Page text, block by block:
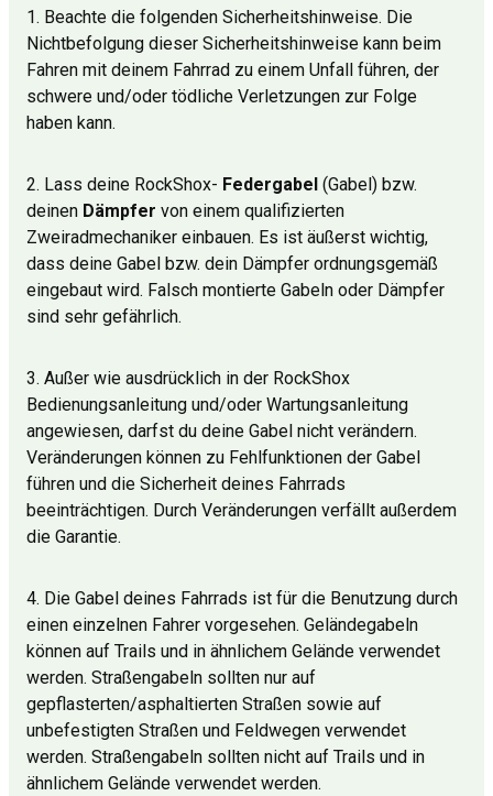
1. Beachte die folgenden Sicherheitshinweise. Die
Nichtbefolgung dieser Sicherheitshinweise kann beim
Fahren mit deinem Fahrrad zu einem Unfall führen, der
schwere und/oder tödliche Verletzungen zur Folge
haben kann.
2. Lass deine RockShox- Federgabel (Gabel) bzw.
deinen Dämpfer von einem qualifizierten
Zweiradmechaniker einbauen. Es ist äußerst wichtig,
dass deine Gabel bzw. dein Dämpfer ordnungsgemäß
eingebaut wird. Falsch montierte Gabeln oder Dämpfer
sind sehr gefährlich.
3. Außer wie ausdrücklich in der RockShox
Bedienungsanleitung und/oder Wartungsanleitung
angewiesen, darfst du deine Gabel nicht verändern.
Veränderungen können zu Fehlfunktionen der Gabel
führen und die Sicherheit deines Fahrrads
beeinträchtigen. Durch Veränderungen verfällt außerdem
die Garantie.
4. Die Gabel deines Fahrrads ist für die Benutzung durch
einen einzelnen Fahrer vorgesehen. Geländegabeln
können auf Trails und in ähnlichem Gelände verwendet
werden. Straßengabeln sollten nur auf
gepflasterten/asphaltierten Straßen sowie auf
unbefestigten Straßen und Feldwegen verwendet
werden. Straßengabeln sollten nicht auf Trails und in
ähnlichem Gelände verwendet werden.